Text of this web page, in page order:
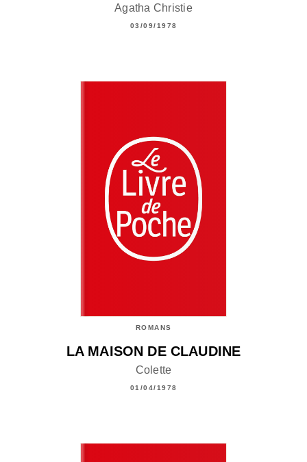
Agatha Christie
03/09/1978
ROMANS
LA MAISON DE CLAUDINE
Colette
01/04/1978